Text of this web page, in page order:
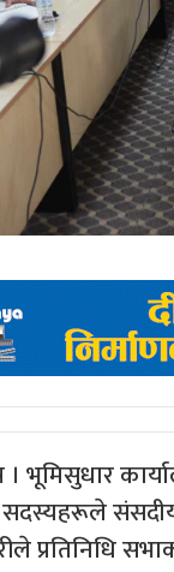
। भूमिसुधार
सदस्यहरूले
प्रतिनिधि